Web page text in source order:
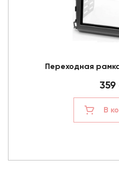
Переходная
359
В